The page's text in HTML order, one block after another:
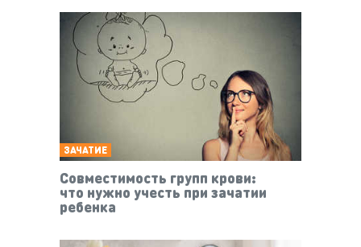
ЗАЧАТИЕ
Совместимость групп крови:
что нужно учесть при зачатии
ребенка